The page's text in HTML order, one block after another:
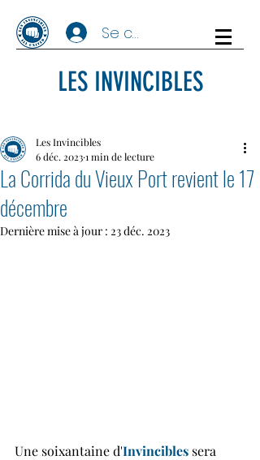
Se connecter
LES INVINCIBLES
La Corrida du Vieux Port revient le 17
décembre
Les Invincibles
6 déc. 20231 min de lecture
Dernière mise à jour : 23 déc. 2023
Une soixantaine d'Invincibles sera